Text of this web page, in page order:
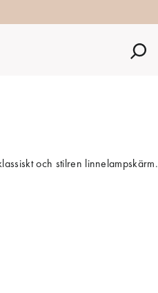
och stilren linnelampskärm.